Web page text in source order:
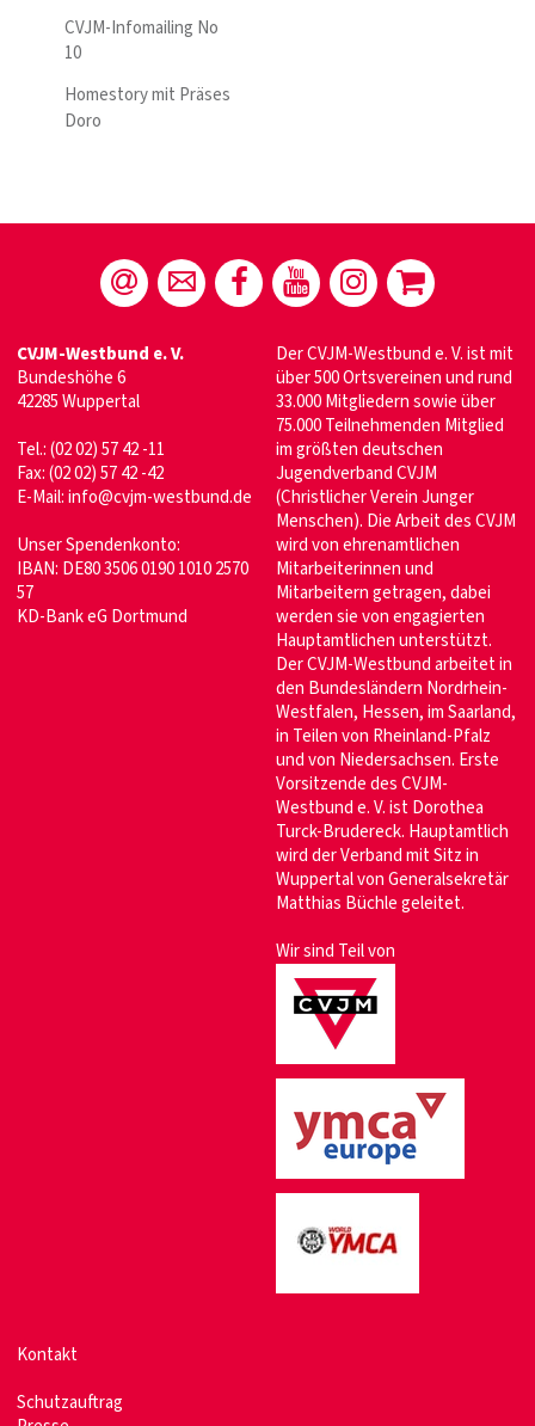
CVJM-Infomailing No
10
Homestory mit Präses
Doro
CVJM-Westbund e. V.
Bundeshöhe 6
42285 Wuppertal
Tel.: (02 02) 57 42 -11
Fax: (02 02) 57 42 -42
E-Mail:info@cvjm-westbund.de
Unser Spendenkonto:
IBAN: DE80 3506 0190 1010 2570
57
KD-Bank eG Dortmund
Der CVJM-Westbund e. V. ist mit
über 500 Ortsvereinen und rund
33.000 Mitgliedern sowie über
75.000 Teilnehmenden Mitglied
im größten deutschen
Jugendverband CVJM
(Christlicher Verein Junger
Menschen). Die Arbeit des CVJM
wird von ehrenamtlichen
Mitarbeiterinnen und
Mitarbeitern getragen, dabei
werden sie von engagierten
Hauptamtlichen unterstützt.
Der CVJM-Westbund arbeitet in
den Bundesländern Nordrhein-
Westfalen, Hessen, im Saarland,
in Teilen von Rheinland-Pfalz
und von Niedersachsen. Erste
Vorsitzende des CVJM-
Westbund e. V. ist Dorothea
Turck-Brudereck. Hauptamtlich
wird der Verband mit Sitz in
Wuppertal von Generalsekretär
Matthias Büchle geleitet.
Wir sind Teil von
Kontakt
Schutzauftrag